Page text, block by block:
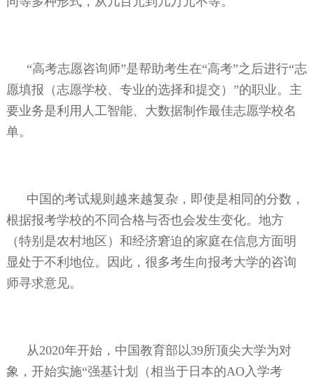
“高考志愿咨询师”是帮助考生在“高考”之后进行“志
愿填报（志愿学校、专业的选择和提交）”的职业。主
要业务是利用人工智能、大数据制作最佳志愿学校名
单。
中国的考试规则越来越复杂，即使是相同的分数，
根据报考学校的不同合格与否也会发生变化。地方
（特别是农村地区）和经济窘迫的家庭在信息方面明
显处于不利地位。因此，很多考生向报考大学的咨询
师寻求意见。
从2020年开始，中国教育部以39所顶尖大学为对
象，开始实施“强基计划（相当于日本的AO入学考